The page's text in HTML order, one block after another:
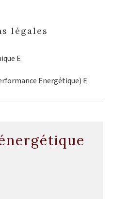
légales
E
Energétique) E